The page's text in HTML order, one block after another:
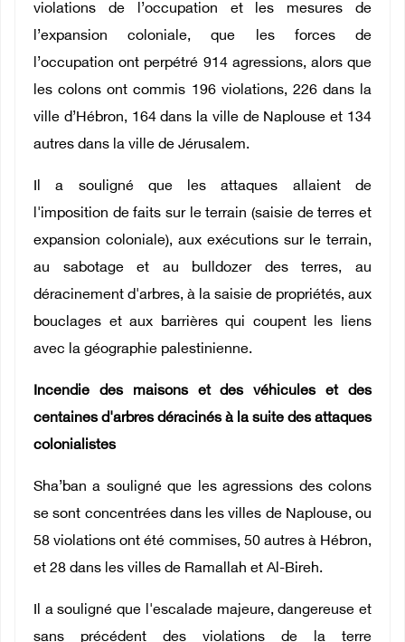
violations de l’occupation et les mesures de
l’expansion coloniale, que les forces de
l’occupation ont perpétré 914 agressions, alors que
les colons ont commis 196 violations, 226 dans la
ville d’Hébron, 164 dans la ville de Naplouse et 134
autres dans la ville de Jérusalem.
Il a souligné que les attaques allaient de
l'imposition de faits sur le terrain (saisie de terres et
expansion coloniale), aux exécutions sur le terrain,
au sabotage et au bulldozer des terres, au
déracinement d'arbres, à la saisie de propriétés, aux
bouclages et aux barrières qui coupent les liens
avec la géographie palestinienne.
Incendie des maisons et des véhicules et des
centaines d'arbres déracinés à la suite des attaques
colonialistes
Sha’ban a souligné que les agressions des colons
se sont concentrées dans les villes de Naplouse, ou
58 violations ont été commises, 50 autres à Hébron,
et 28 dans les villes de Ramallah et Al-Bireh.
Il a souligné que l'escalade majeure, dangereuse et
sans précédent des violations de la terre